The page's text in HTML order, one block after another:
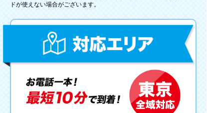
ドが使えない場合がございます。